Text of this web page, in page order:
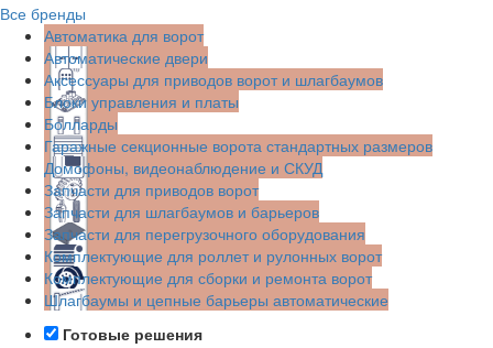
Все бренды
Автоматика для ворот
Автоматические двери
Аксессуары для приводов ворот и шлагбаумов
Блоки управления и платы
Болларды
Гаражные секционные ворота стандартных размеров
Домофоны, видеонаблюдение и СКУД
Запчасти для приводов ворот
Запчасти для шлагбаумов и барьеров
Запчасти для перегрузочного оборудования
Комплектующие для роллет и рулонных ворот
Комплектующие для сборки и ремонта ворот
Шлагбаумы и цепные барьеры автоматические
Готовые решения